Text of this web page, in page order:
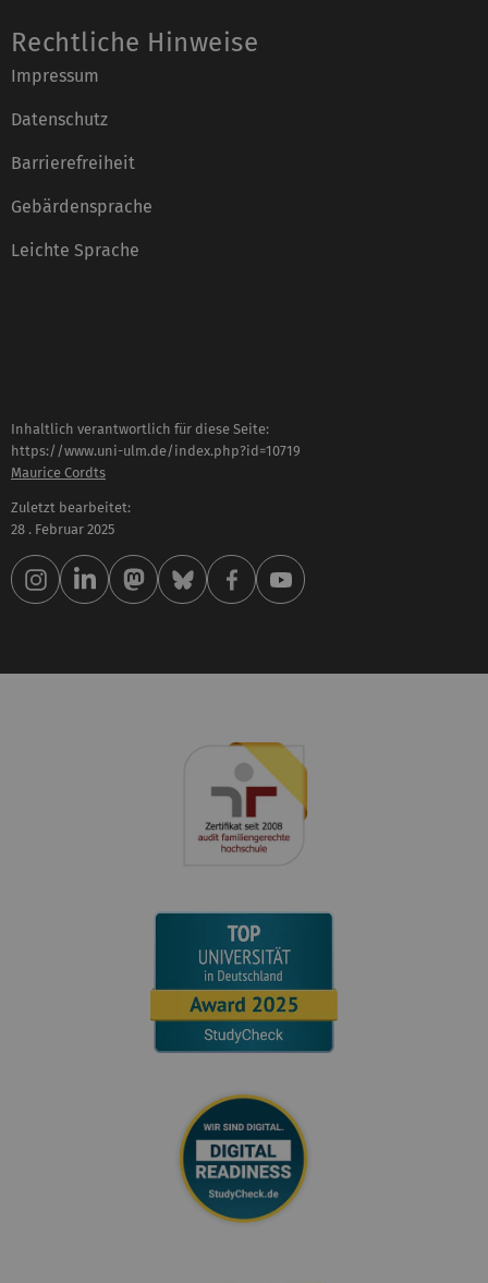
Rechtliche Hinweise
Impressum
Datenschutz
Barrierefreiheit
Gebärdensprache
Leichte Sprache
Inhaltlich verantwortlich für diese Seite:
https://www.uni-ulm.de/index.php?id=10719
Maurice Cordts
Zuletzt bearbeitet:
28 . Februar 2025